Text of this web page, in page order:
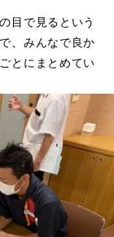
目で見るという
、みんなで良か
とにまとめてい